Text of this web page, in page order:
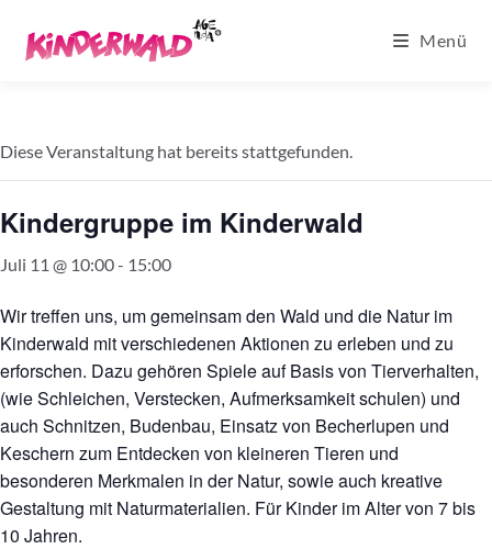
Inhalt
springen
Menü
Diese Veranstaltung hat bereits stattgefunden.
Kindergruppe im Kinderwald
Juli 11 @ 10:00- 15:00
Wir treffen uns, um gemeinsam den Wald und die Natur im
Kinderwald mit verschiedenen Aktionen zu erleben und zu
erforschen. Dazu gehören Spiele auf Basis von Tierverhalten,
(wie Schleichen, Verstecken, Aufmerksamkeit schulen) und
auch Schnitzen, Budenbau, Einsatz von Becherlupen und
Keschern zum Entdecken von kleineren Tieren und
besonderen Merkmalen in der Natur, sowie auch kreative
Gestaltung mit Naturmaterialien. Für Kinder im Alter von 7 bis
10 Jahren.